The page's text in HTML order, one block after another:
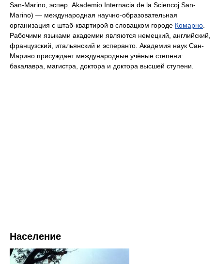
San-Marino, эспер. Akademio Internacia de la Sciencoj San-
Marino) — международная научно-образовательная
организация с штаб-квартирой в словацком городе Комарно
Рабочими языками академии являются немецкий, английский,
французский, итальянский и эсперанто. Академия наук Сан-
Марино присуждает международные учёные степени:
бакалавра, магистра, доктора и доктора высшей ступени.
Население